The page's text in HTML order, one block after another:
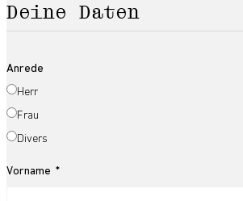
Deine Daten
Anrede
Herr
Frau
Divers
Vorname